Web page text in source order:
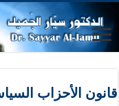
قانون الأحزاب